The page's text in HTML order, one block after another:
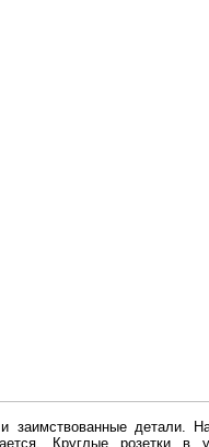
детали.
Круглые розетки в